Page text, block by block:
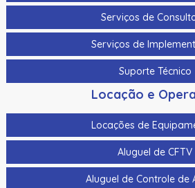
Serviços de
Serviços de
Suporte Técnico
Locação e
Locações de
Aluguel de CFTV
Aluguel de Controle de